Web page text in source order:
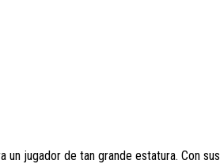
jugador de tan grande estatura. Con sus